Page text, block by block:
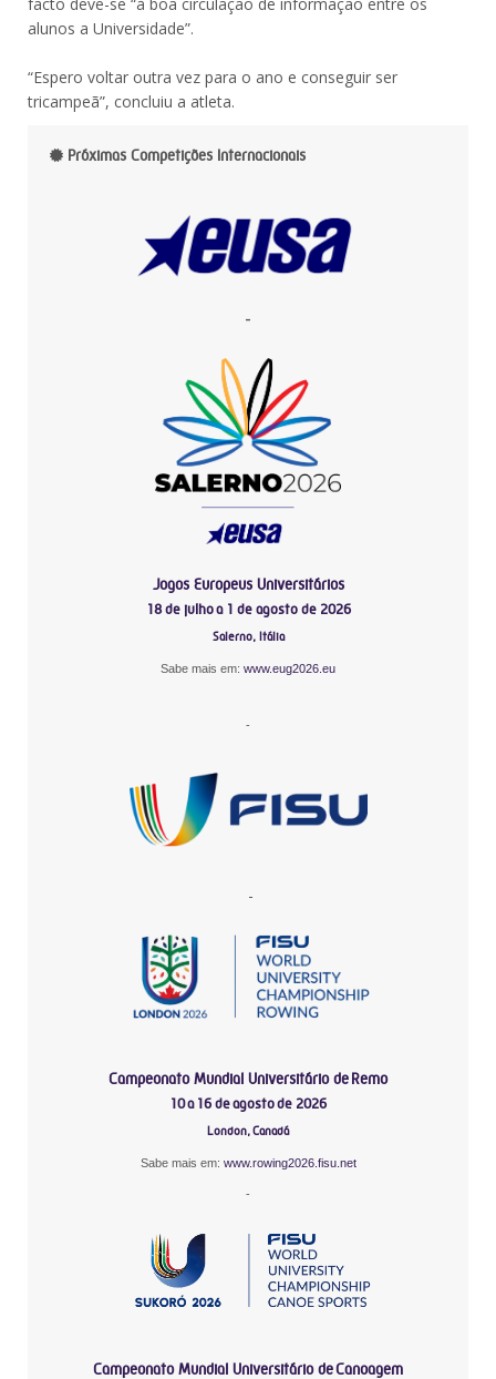
alunos a Universidade”.
“Espero voltar outra vez para o ano e conseguir ser
tricampeã”, concluiu a atleta.
Próximas Competições Internacionais
-
Jogos Europeus Universitários
18 de julho a 1 de agosto de 2026
Salerno, Itália
Sabe mais em: www.eug2026.eu
-
-
Campeonato Mundial Universitário de Remo
10 a 16 de agosto de 2026
London, Canadá
Sabe mais em: www.rowing2026.fisu.net
-
Campeonato Mundial Universitário de Canoagem